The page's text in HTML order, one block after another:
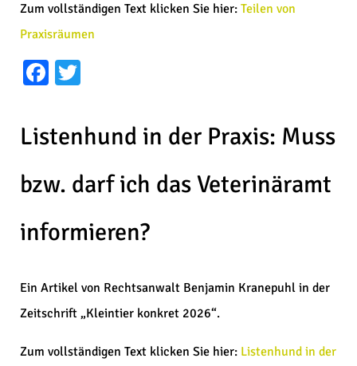
Zum vollständigen Text klicken Sie hier: Teilen von
Praxisräumen
Facebook
Listenhund in der Praxis: Muss
bzw. darf ich das Veterinäramt
informieren?
Ein Artikel von Rechtsanwalt Benjamin Kranepuhl in der
Zeitschrift „Kleintier konkret 2026“.
Zum vollständigen Text klicken Sie hier: Listenhund in der